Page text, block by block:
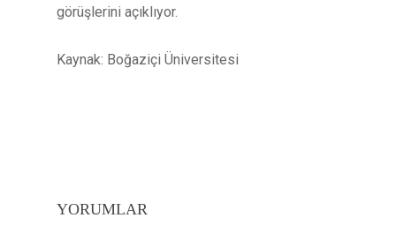
görüşlerini açıklıyor.
Kaynak: Boğaziçi Üniversitesi
YORUMLAR